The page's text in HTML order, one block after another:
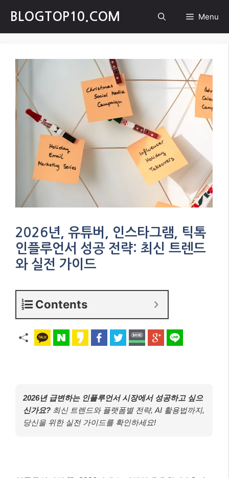
content
BLOGTOP10.COM Menu
2026년, 유튜버, 인스타그램, 틱톡
인플루언서 성공 전략: 최신 트렌드
와 실전 가이드
Contents
2026년 급변하는 인플루언서 시장에서 성공하고 싶으
신가요? 최신 트렌드와 플랫폼별 전략, AI 활용법까지,
당신을 위한 실전 가이드를 확인하세요!